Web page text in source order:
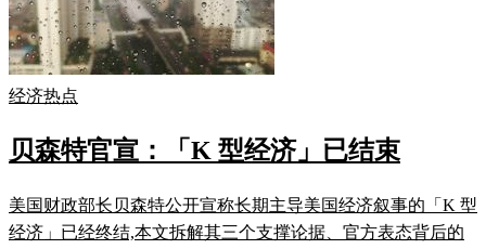
经济热点
贝森特官宣：「K 型经济」已结束
美国财政部长贝森特公开宣称长期主导美国经济叙事的「K 型
经济」已经终结,本文拆解其三个支撑论据、官方表态背后的